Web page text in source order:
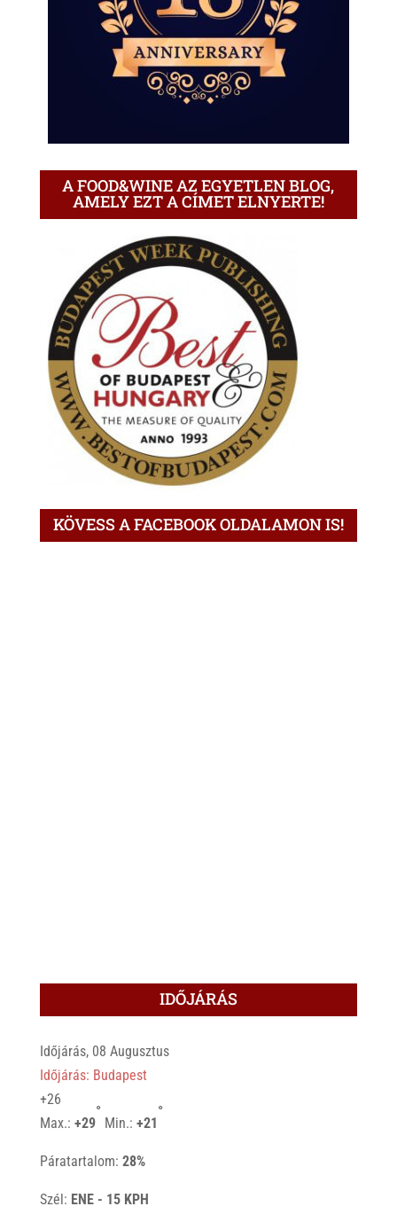
A FOOD&WINE AZ EGYETLEN BLOG,
AMELY EZT A CÍMET ELNYERTE!
KÖVESS A FACEBOOK OLDALAMON IS!
IDŐJÁRÁS
Időjárás, 08 Augusztus
Időjárás: Budapest
+26
Max.: +29
°
Min.: +21
°
Páratartalom: 28%
Szél: ENE - 15 KPH